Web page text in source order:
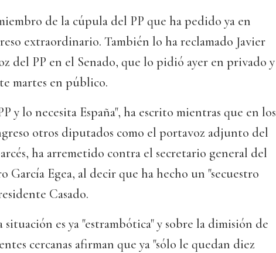
de la cúpula del PP que ha pedido ya en
extraordinario. También lo ha reclamado Javier
del PP en el Senado, que lo pidió ayer en privado y
martes en público.
y lo necesita España", ha escrito mientras que en los
otros diputados como el portavoz adjunto del
ha arremetido contra el secretario general del
García Egea, al decir que ha hecho un "secuestro
Casado.
situación es ya "estrambótica" y sobre la dimisión de
cercanas afirman que ya "sólo le quedan diez